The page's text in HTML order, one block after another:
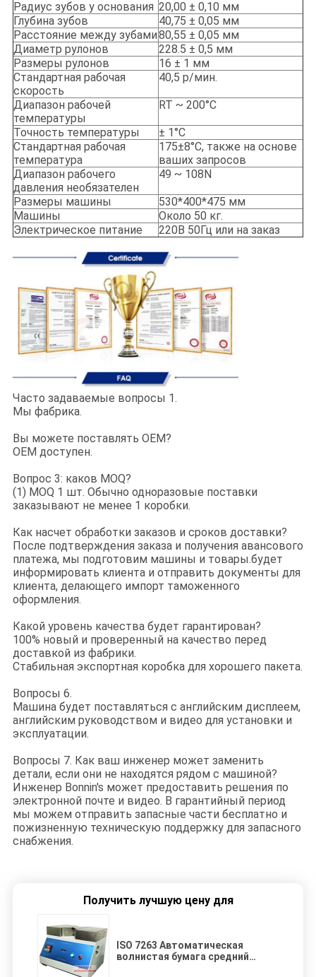
Радиус зубов у основания 20,00 ± 0,10 мм
Глубина зубов
40,75 ± 0,05 мм
Расстояние между зубами80,55 ± 0,05 мм
Диаметр рулонов
228.5 ± 0,5 мм
Размеры рулонов
16 ± 1 мм
Стандартная рабочая
скорость
40,5 р/мин.
Диапазон рабочей
температуры
RT ~ 200°C
Точность температуры
± 1°C
Стандартная рабочая
температура
175±8°C, также на основе
ваших запросов
Диапазон рабочего
давления необязателен
49 ~ 108N
Размеры машины
530*400*475 мм
Машины
Около 50 кг.
Электрическое питание
220В 50Гц или на заказ
Часто задаваемые вопросы 1.
Мы фабрика.
Вы можете поставлять OEM?
OEM доступен.
Вопрос 3: каков MOQ?
(1) MOQ 1 шт. Обычно одноразовые поставки
заказывают не менее 1 коробки.
Как насчет обработки заказов и сроков доставки?
После подтверждения заказа и получения авансового
платежа, мы подготовим машины и товары.будет
информировать клиента и отправить документы для
клиента, делающего импорт таможенного
оформления.
Какой уровень качества будет гарантирован?
100% новый и проверенный на качество перед
доставкой из фабрики.
Стабильная экспортная коробка для хорошего пакета.
Вопросы 6.
Машина будет поставляться с английским дисплеем,
английским руководством и видео для установки и
эксплуатации.
Вопросы 7. Как ваш инженер может заменить
детали, если они не находятся рядом с машиной?
Инженер Bonnin's может предоставить решения по
электронной почте и видео. В гарантийный период
мы можем отправить запасные части бесплатно и
пожизненную техническую поддержку для запасного
снабжения.
Получить лучшую цену для
ISO 7263 Автоматическая
волнистая бумага средний